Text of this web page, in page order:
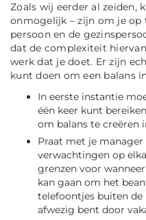
Zoals wij eerder al zeiden,
onmogelijk – zijn om je op
persoon en de
dat de complexiteit
werk dat je doet. Er zijn
kunt doen om een balans
In eerste instantie
één keer kunt
om balans te creëren
Praat met je manager
verwachtingen op
grenzen voor
kan gaan om het
telefoontjes buiten
afwezig bent door